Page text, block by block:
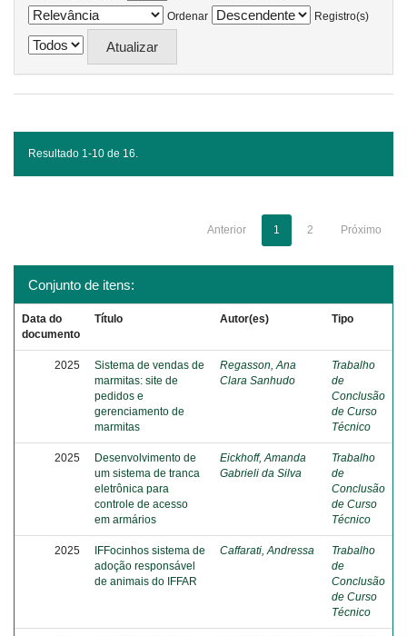
Ordenar
Registro(s)
Resultado 1-10 de 16.
Anterior 1 2 Próximo
Conjunto de itens:
Data do
documento
Título Autor(es) Tipo
2025
Sistema de vendas de
marmitas: site de
pedidos e
gerenciamento de
marmitas
Regasson, Ana
Clara Sanhudo
Trabalho
de
Conclusão
de Curso
Técnico
2025
Desenvolvimento de
um sistema de tranca
eletrônica para
controle de acesso
em armários
Eickhoff, Amanda
Gabrieli da Silva
Trabalho
de
Conclusão
de Curso
Técnico
2025
IFFocinhos sistema de
adoção responsável
de animais do IFFAR
Caffarati, Andressa
Trabalho
de
Conclusão
de Curso
Técnico